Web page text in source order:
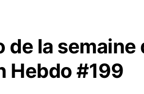
la semaine
Hebdo #199